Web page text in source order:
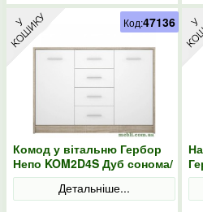
Комод у вітальню Гербор
Непо KOM2D4S Дуб сонома/
Німфея альба
Детальніше...
Код:47136